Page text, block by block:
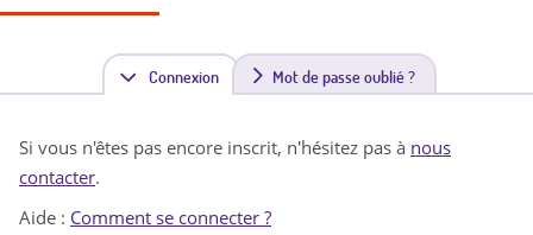
Connexion(
n
Mot de passe oublié ?
Si vous n'êtes pas encore inscrit, n'hésitez pas à nous
contacter.
Aide : Comment se connecter ?